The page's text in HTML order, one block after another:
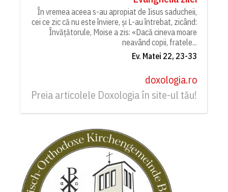
În vremea aceea s-au apropiat de Iisus saducheii,
cei ce zic că nu este înviere, și L-au întrebat, zicând:
Învățătorule, Moise a zis: «Dacă cineva moare
neavând copii, fratele...
Ev. Matei 22, 23-33
doxologia.ro
Preia articolele Doxologia în site-ul tău!